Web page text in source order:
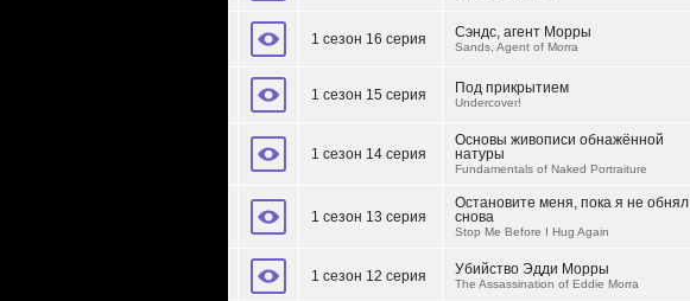
1 сезон 16 серия Сэндс, агент Морры
Sands, Agent of Morra
1 сезон 15 серия Под прикрытием
Undercover!
1 сезон 14 серия
Основы живописи обнажённой
натуры
Fundamentals of Naked Portraiture
1 сезон 13 серия
Остановите меня, пока я не обнял
снова
Stop Me Before I Hug Again
1 сезон 12 серия Убийство Эдди Морры
The Assassination of Eddie Morra